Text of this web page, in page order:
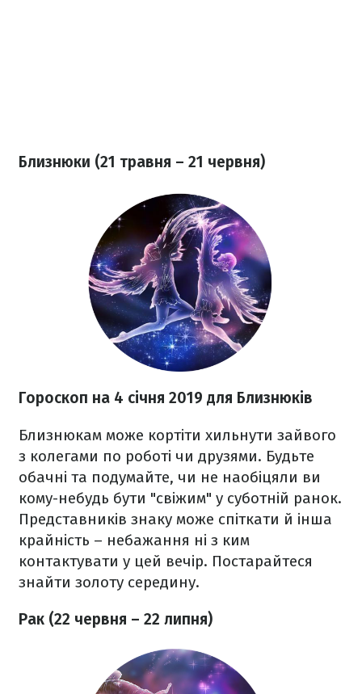
Близнюки (21 травня – 21 червня)
Гороскоп на 4 січня 2019 для Близнюків
Близнюкам може кортіти хильнути зайвого
з колегами по роботі чи друзями. Будьте
обачні та подумайте, чи не наобіцяли ви
кому-небудь бути "свіжим" у суботній ранок.
Представників знаку може спіткати й інша
крайність – небажання ні з ким
контактувати у цей вечір. Постарайтеся
знайти золоту середину.
Рак (22 червня – 22 липня)